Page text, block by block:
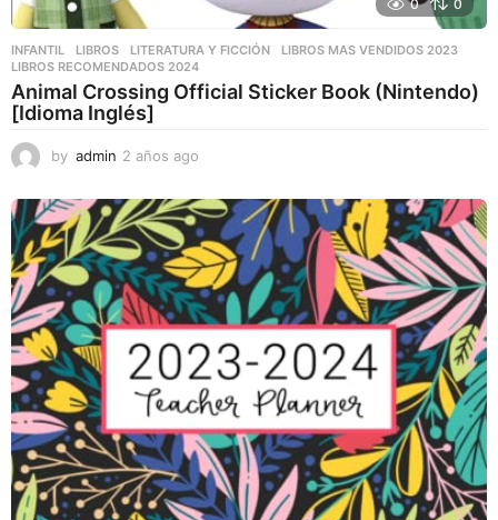
0 0
INFANTIL ,LIBROS ,LITERATURA Y FICCIÓN LIBROS MAS VENDIDOS 2023
LIBROS RECOMENDADOS 2024
Animal Crossing Official Sticker Book (Nintendo)
[Idioma Inglés]
by admin 2 años ago
ñ
o
s
a
g
o